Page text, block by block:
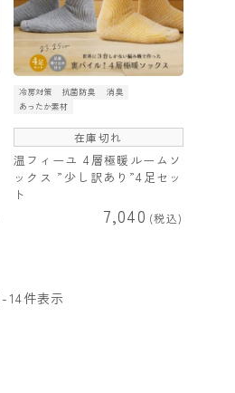
冷房対策 抗菌防臭
消臭
あったか素材
在庫切れ
温フィーユ 4層極暖ルームソ
ックス ”少し訳あり”4足セッ
ト
7,040 税込
- 14件表示